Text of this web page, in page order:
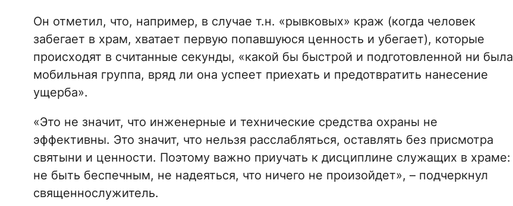
Он отметил, что, например, в случае т.н. «рывковых» краж (когда человек
забегает в храм, хватает первую попавшуюся ценность и убегает), которые
происходят в считанные секунды, «какой бы быстрой и подготовленной ни была
мобильная группа, вряд ли она успеет приехать и предотвратить нанесение
ущерба».
«Это не значит, что инженерные и технические средства охраны не
эффективны. Это значит, что нельзя расслабляться, оставлять без присмотра
святыни и ценности. Поэтому важно приучать к дисциплине служащих в храме:
не быть беспечным, не надеяться, что ничего не произойдет», – подчеркнул
священнослужитель.